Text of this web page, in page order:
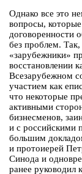
Однако все это
вопросы,
договоренности
без проблем. Так,
«зарубежники»
восстановлении
Всезарубежном
участием как
что некоторые
активными
бизнесменов,
и с российскими
большим
и протоиерей
Синода и
ранее руководил